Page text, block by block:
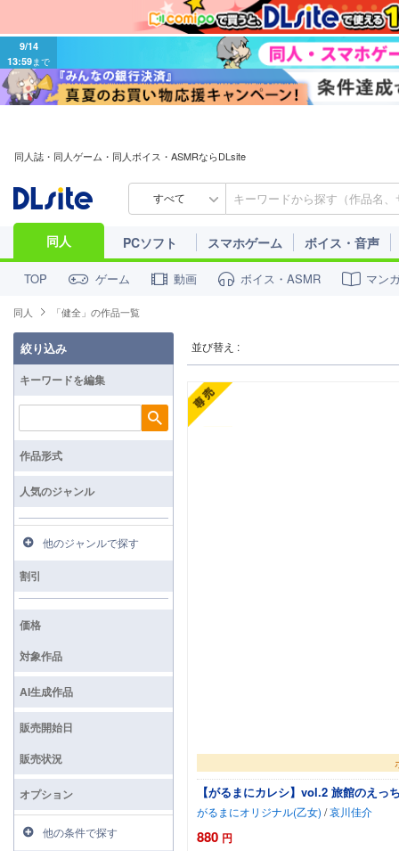
9/14
13:59まで
同人誌・同人ゲーム・同人ボイス・ASMRならDLsite
すべて
同人 PCソフト スマホゲーム ボイス・音声
TOP ゲーム 動画 ボイス・ASMR マン
同人 「健全」の作品一覧
並び替え :
【がるまにカレシ】vol.2 旅館のえ
がるまにオリジナル(乙女) /哀川佳介
880 円
絞り込み
キーワードを編集
検索
作品形式
人気のジャンル
他のジャンルで探す
割引
価格
対象作品
AI生成作品
販売開始日
販売状況
オプション
他の条件で探す